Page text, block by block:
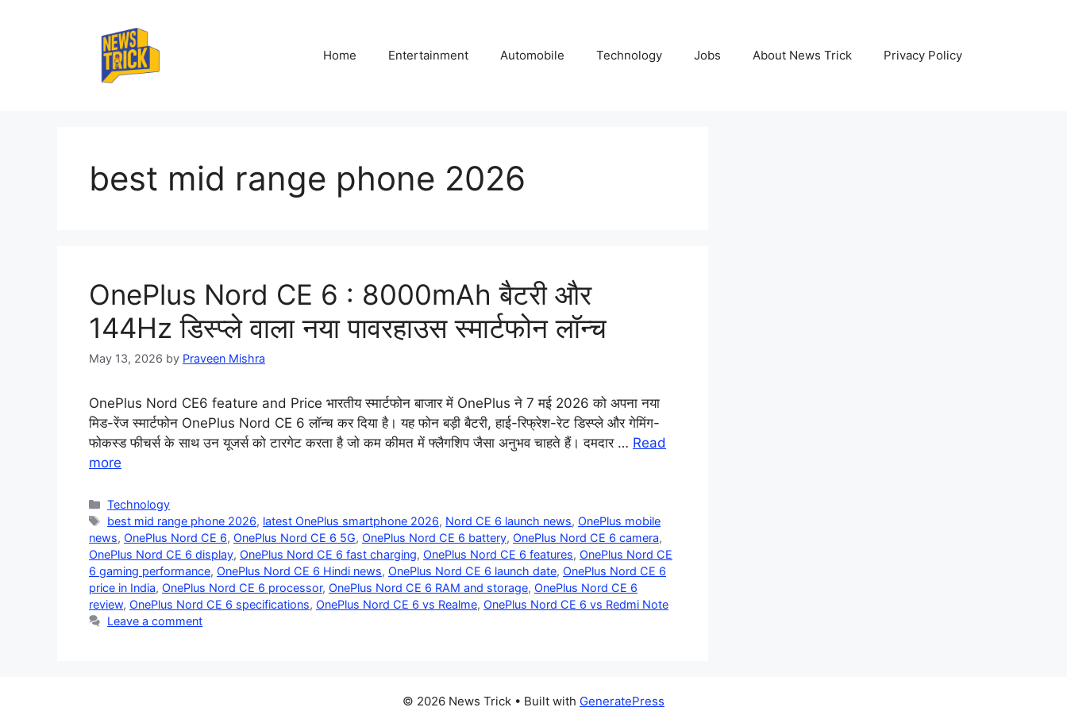
Home Entertainment Automobile Technology Jobs About News Trick Privacy Policy
best mid range phone 2026
OnePlus Nord CE 6 : 8000mAh बैटरी और
144Hz डिस्प्ले वाला नया पावरहाउस स्मार्टफोन लॉन्च
May 13, 2026 by Praveen Mishra
OnePlus Nord CE6 feature and Price भारतीय स्मार्टफोन बाजार में OnePlus ने 7 मई 2026 को अपना नया
मिड-रेंज स्मार्टफोन OnePlus Nord CE 6 लॉन्च कर दिया है। यह फोन बड़ी बैटरी, हाई-रिफ्रेश-रेट डिस्प्ले और गेमिंग-
फोकस्ड फीचर्स के साथ उन यूजर्स को टारगेट करता है जो कम कीमत में फ्लैगशिप जैसा अनुभव चाहते हैं। दमदार … Read
more
Categories
Technology
Tags
best mid range phone 2026, latest OnePlus smartphone 2026, Nord CE 6 launch news, OnePlus mobile
news, OnePlus Nord CE 6, OnePlus Nord CE 6 5G, OnePlus Nord CE 6 battery, OnePlus Nord CE 6 camera,
OnePlus Nord CE 6 display, OnePlus Nord CE 6 fast charging, OnePlus Nord CE 6 features, OnePlus Nord CE
6 gaming performance, OnePlus Nord CE 6 Hindi news, OnePlus Nord CE 6 launch date, OnePlus Nord CE 6
price in India, OnePlus Nord CE 6 processor, OnePlus Nord CE 6 RAM and storage, OnePlus Nord CE 6
review, OnePlus Nord CE 6 specifications, OnePlus Nord CE 6 vs Realme, OnePlus Nord CE 6 vs Redmi Note
Leave a comment
© 2026 News Trick • Built with GeneratePress